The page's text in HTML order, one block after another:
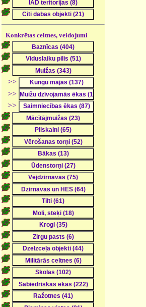
Konkrētas celtnes, veidojumi
>>
>>
>>